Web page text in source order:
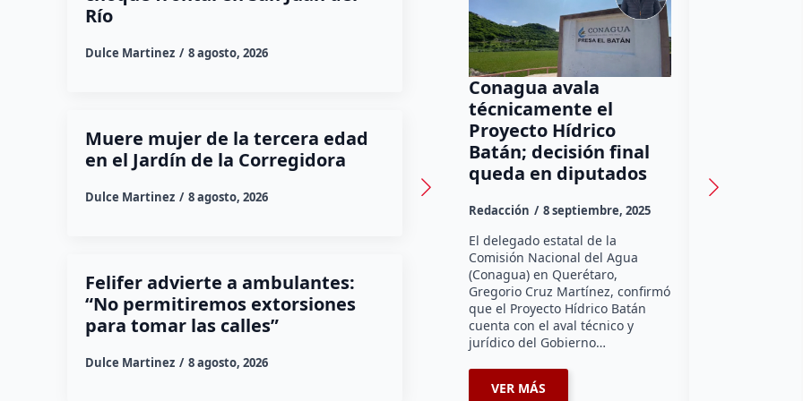
Río
Dulce Martinez 8 agosto, 2026
Muere mujer de la tercera edad
en el Jardín de la Corregidora
Dulce Martinez 8 agosto, 2026
Felifer advierte a ambulantes:
“No permitiremos extorsiones
para tomar las calles”
Dulce Martinez 8 agosto, 2026
Conagua avala
técnicamente el
Proyecto Hídrico
Batán; decisión final
queda en diputados
Redacción 8 septiembre, 2025
El delegado estatal de la
Comisión Nacional del Agua
(Conagua) en Querétaro,
Gregorio Cruz Martínez, confirmó
que el Proyecto Hídrico Batán
cuenta con el aval técnico y
jurídico del Gobierno…
VER MÁS
judicial en